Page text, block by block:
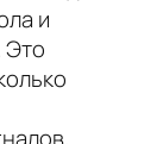
и
Это